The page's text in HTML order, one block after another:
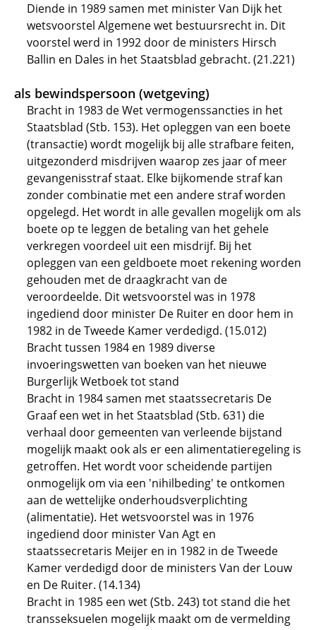
Diende in 1989 samen met minister Van Dijk het
wetsvoorstel Algemene wet bestuursrecht in. Dit
voorstel werd in 1992 door de ministers Hirsch
Ballin en Dales in het Staatsblad gebracht. (21.221)
als bewindspersoon (wetgeving)
Bracht in 1983 de Wet vermogenssancties in het
Staatsblad (Stb. 153). Het opleggen van een boete
(transactie) wordt mogelijk bij alle strafbare feiten,
uitgezonderd misdrijven waarop zes jaar of meer
gevangenisstraf staat. Elke bijkomende straf kan
zonder combinatie met een andere straf worden
opgelegd. Het wordt in alle gevallen mogelijk om als
boete op te leggen de betaling van het gehele
verkregen voordeel uit een misdrijf. Bij het
opleggen van een geldboete moet rekening worden
gehouden met de draagkracht van de
veroordeelde. Dit wetsvoorstel was in 1978
ingediend door minister De Ruiter en door hem in
1982 in de Tweede Kamer verdedigd. (15.012)
Bracht tussen 1984 en 1989 diverse
invoeringswetten van boeken van het nieuwe
Burgerlijk Wetboek tot stand
Bracht in 1984 samen met staatssecretaris De
Graaf een wet in het Staatsblad (Stb. 631) die
verhaal door gemeenten van verleende bijstand
mogelijk maakt ook als er een alimentatieregeling is
getroffen. Het wordt voor scheidende partijen
onmogelijk om via een 'nihilbeding' te ontkomen
aan de wettelijke onderhoudsverplichting
(alimentatie). Het wetsvoorstel was in 1976
ingediend door minister Van Agt en
staatssecretaris Meijer en in 1982 in de Tweede
Kamer verdedigd door de ministers Van der Louw
en De Ruiter. (14.134)
Bracht in 1985 een wet (Stb. 243) tot stand die het
transseksuelen mogelijk maakt om de vermelding